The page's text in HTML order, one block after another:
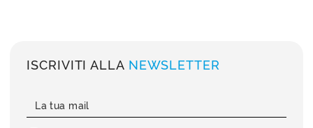
ISCRIVITI ALLA NEWSLETTER